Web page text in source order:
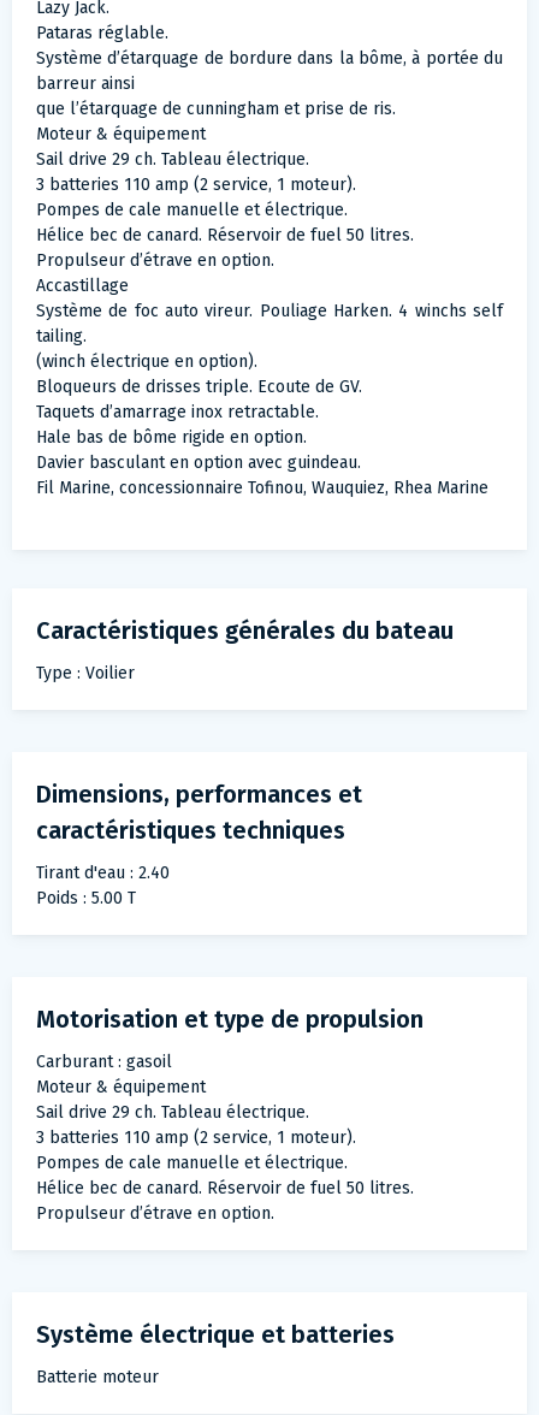
Lazy Jack.
Pataras réglable.
Système d’étarquage de bordure dans la bôme, à portée du
barreur ainsi
que l’étarquage de cunningham et prise de ris.
Moteur & équipement
Sail drive 29 ch. Tableau électrique.
3 batteries 110 amp (2 service, 1 moteur).
Pompes de cale manuelle et électrique.
Hélice bec de canard. Réservoir de fuel 50 litres.
Propulseur d’étrave en option.
Accastillage
Système de foc auto vireur. Pouliage Harken. 4 winchs self
tailing.
(winch électrique en option).
Bloqueurs de drisses triple. Ecoute de GV.
Taquets d’amarrage inox retractable.
Hale bas de bôme rigide en option.
Davier basculant en option avec guindeau.
Fil Marine, concessionnaire Tofinou, Wauquiez, Rhea Marine
Caractéristiques générales du bateau
Type : Voilier
Dimensions, performances et
caractéristiques techniques
Tirant d'eau : 2.40
Poids : 5.00 T
Motorisation et type de propulsion
Carburant : gasoil
Moteur & équipement
Sail drive 29 ch. Tableau électrique.
3 batteries 110 amp (2 service, 1 moteur).
Pompes de cale manuelle et électrique.
Hélice bec de canard. Réservoir de fuel 50 litres.
Propulseur d’étrave en option.
Système électrique et batteries
Batterie moteur